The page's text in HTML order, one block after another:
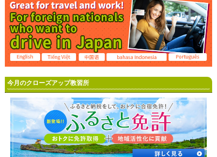
今月のクローズアップ教習所